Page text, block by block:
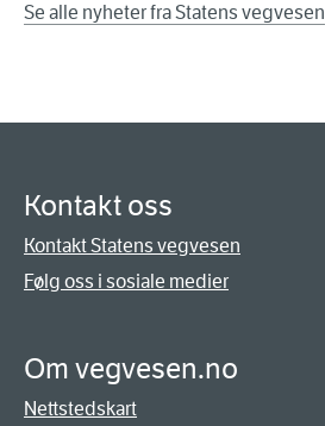
Se alle nyheter fra Statens vegvesen
Kontakt oss
Kontakt Statens vegvesen
Følg oss i sosiale medier
Om vegvesen.no
Nettstedskart